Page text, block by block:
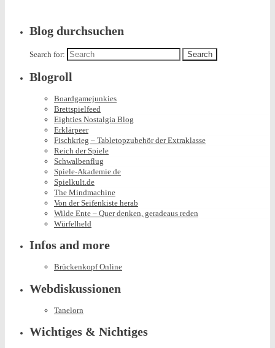
Blog durchsuchen
Search for:
Blogroll
Boardgamejunkies
Brettspielfeed
Eighties Nostalgia Blog
Erklärpeer
Fischkrieg – Tabletopzubehör der Extraklasse
Reich der Spiele
Schwalbenflug
Spiele-Akademie.de
Spielkult.de
The Mindmachine
Von der Seifenkiste herab
Wilde Ente – Quer denken, geradeaus reden
Würfelheld
Infos and more
Brückenkopf Online
Webdiskussionen
Tanelorn
Wichtiges & Nichtiges